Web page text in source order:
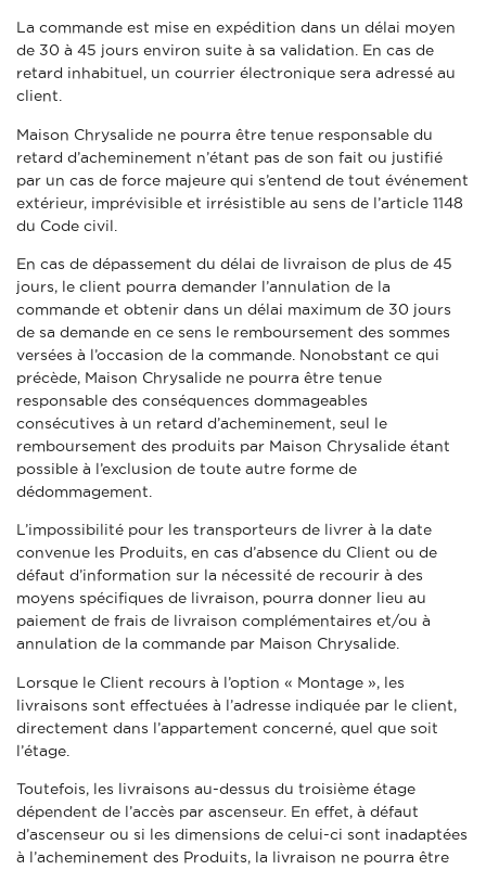
La commande est mise en expédition dans un délai moyen
de 30 à 45 jours environ suite à sa validation. En cas de
retard inhabituel, un courrier électronique sera adressé au
client.
Maison Chrysalide ne pourra être tenue responsable du
retard d’acheminement n’étant pas de son fait ou justifié
par un cas de force majeure qui s’entend de tout événement
extérieur, imprévisible et irrésistible au sens de l’article 1148
du Code civil.
En cas de dépassement du délai de livraison de plus de 45
jours, le client pourra demander l’annulation de la
commande et obtenir dans un délai maximum de 30 jours
de sa demande en ce sens le remboursement des sommes
versées à l’occasion de la commande. Nonobstant ce qui
précède, Maison Chrysalide ne pourra être tenue
responsable des conséquences dommageables
consécutives à un retard d’acheminement, seul le
remboursement des produits par Maison Chrysalide étant
possible à l’exclusion de toute autre forme de
dédommagement.
L’impossibilité pour les transporteurs de livrer à la date
convenue les Produits, en cas d’absence du Client ou de
défaut d’information sur la nécessité de recourir à des
moyens spécifiques de livraison, pourra donner lieu au
paiement de frais de livraison complémentaires et/ou à
annulation de la commande par Maison Chrysalide.
Lorsque le Client recours à l’option « Montage », les
livraisons sont effectuées à l’adresse indiquée par le client,
directement dans l’appartement concerné, quel que soit
l’étage.
Toutefois, les livraisons au-dessus du troisième étage
dépendent de l’accès par ascenseur. En effet, à défaut
d’ascenseur ou si les dimensions de celui-ci sont inadaptées
à l’acheminement des Produits, la livraison ne pourra être